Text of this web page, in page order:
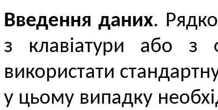
Введення даних.
з клавіатури або з
використати
у цьому випадку